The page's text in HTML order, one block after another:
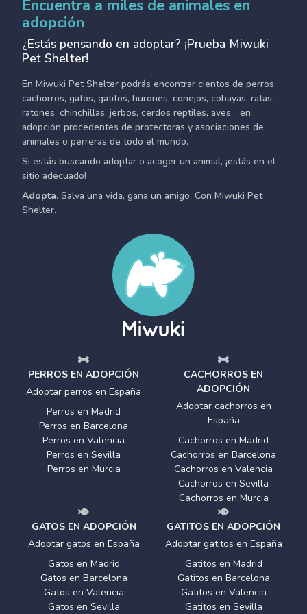
Encuentra a miles de animales en
adopción
¿Estás pensando en adoptar? ¡Prueba Miwuki
Pet Shelter!
En Miwuki Pet Shelter podrás encontrar cientos de perros,
cachorros, gatos, gatitos, hurones, conejos, cobayas, ratas,
ratones, chinchillas, jerbos, cerdos reptiles, aves... en
adopción procedentes de protectoras y asociaciones de
animales o perreras de todo el mundo.
Si estás buscando adoptar o acoger un animal, ¡estás en el
sitio adecuado!
Adopta. Salva una vida, gana un amigo. Con Miwuki Pet
Shelter.
PERROS EN ADOPCIÓN
Adoptar perros en España
Perros en Madrid
Perros en Barcelona
Perros en Valencia
Perros en Sevilla
Perros en Murcia
CACHORROS EN
ADOPCIÓN
Adoptar cachorros en
España
Cachorros en Madrid
Cachorros en Barcelona
Cachorros en Valencia
Cachorros en Sevilla
Cachorros en Murcia
GATOS EN ADOPCIÓN
Adoptar gatos en España
Gatos en Madrid
Gatos en Barcelona
Gatos en Valencia
Gatos en Sevilla
GATITOS EN ADOPCIÓN
Adoptar gatitos en España
Gatitos en Madrid
Gatitos en Barcelona
Gatitos en Valencia
Gatitos en Sevilla